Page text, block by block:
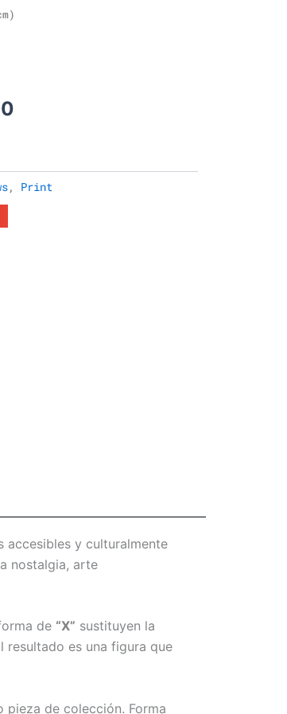
, Print
accesibles y culturalmente
nostalgia, arte
de “X” sustituyen la
resultado es una figura que
de colección. Forma